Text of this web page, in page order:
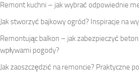
Remont kuchni – jak wybrać odpowiednie
Jak stworzyć bajkowy ogród? Inspiracje na
Remontując balkon – jak zabezpieczyć
wpływami pogody?
Jak zaoszczędzić na remoncie? Praktyczne